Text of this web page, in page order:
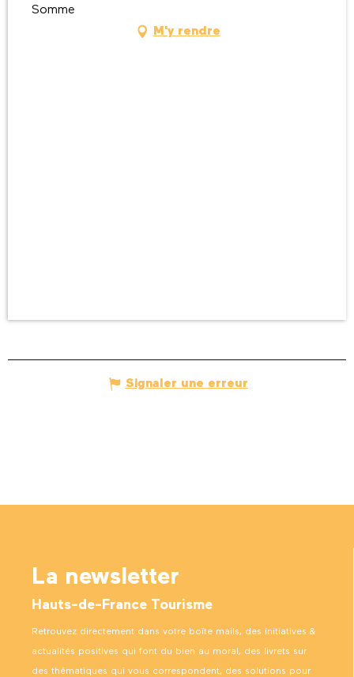
Somme
M'y rendre
Signaler une erreur
La newsletter
Hauts-de-France Tourisme
Retrouvez directement dans votre boîte mails, des initiatives &
actualités positives qui font du bien au moral, des livrets sur
des thématiques qui vous correspondent, des solutions pour